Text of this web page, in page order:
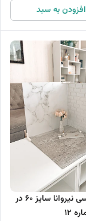
افزودن به سبد
بکدراب عکاسی نیروانا سایز 60 در